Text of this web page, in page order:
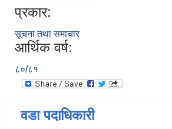
प्रकार:
सूचना तथा समाचार
आर्थिक वर्ष:
८०/८१
वडा पदाधिकारी